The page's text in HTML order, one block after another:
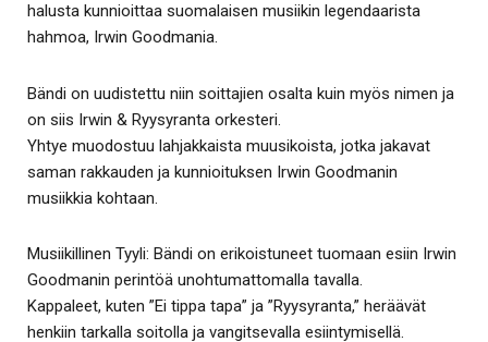
halusta kunnioittaa suomalaisen musiikin legendaarista
hahmoa, Irwin Goodmania.
Bändi on uudistettu niin soittajien osalta kuin myös nimen ja
on siis Irwin & Ryysyranta orkesteri.
Yhtye muodostuu lahjakkaista muusikoista, jotka jakavat
saman rakkauden ja kunnioituksen Irwin Goodmanin
musiikkia kohtaan.
Musiikillinen Tyyli: Bändi on erikoistuneet tuomaan esiin Irwin
Goodmanin perintöä unohtumattomalla tavalla.
Kappaleet, kuten ”Ei tippa tapa” ja ”Ryysyranta,” heräävät
henkiin tarkalla soitolla ja vangitsevalla esiintymisellä.